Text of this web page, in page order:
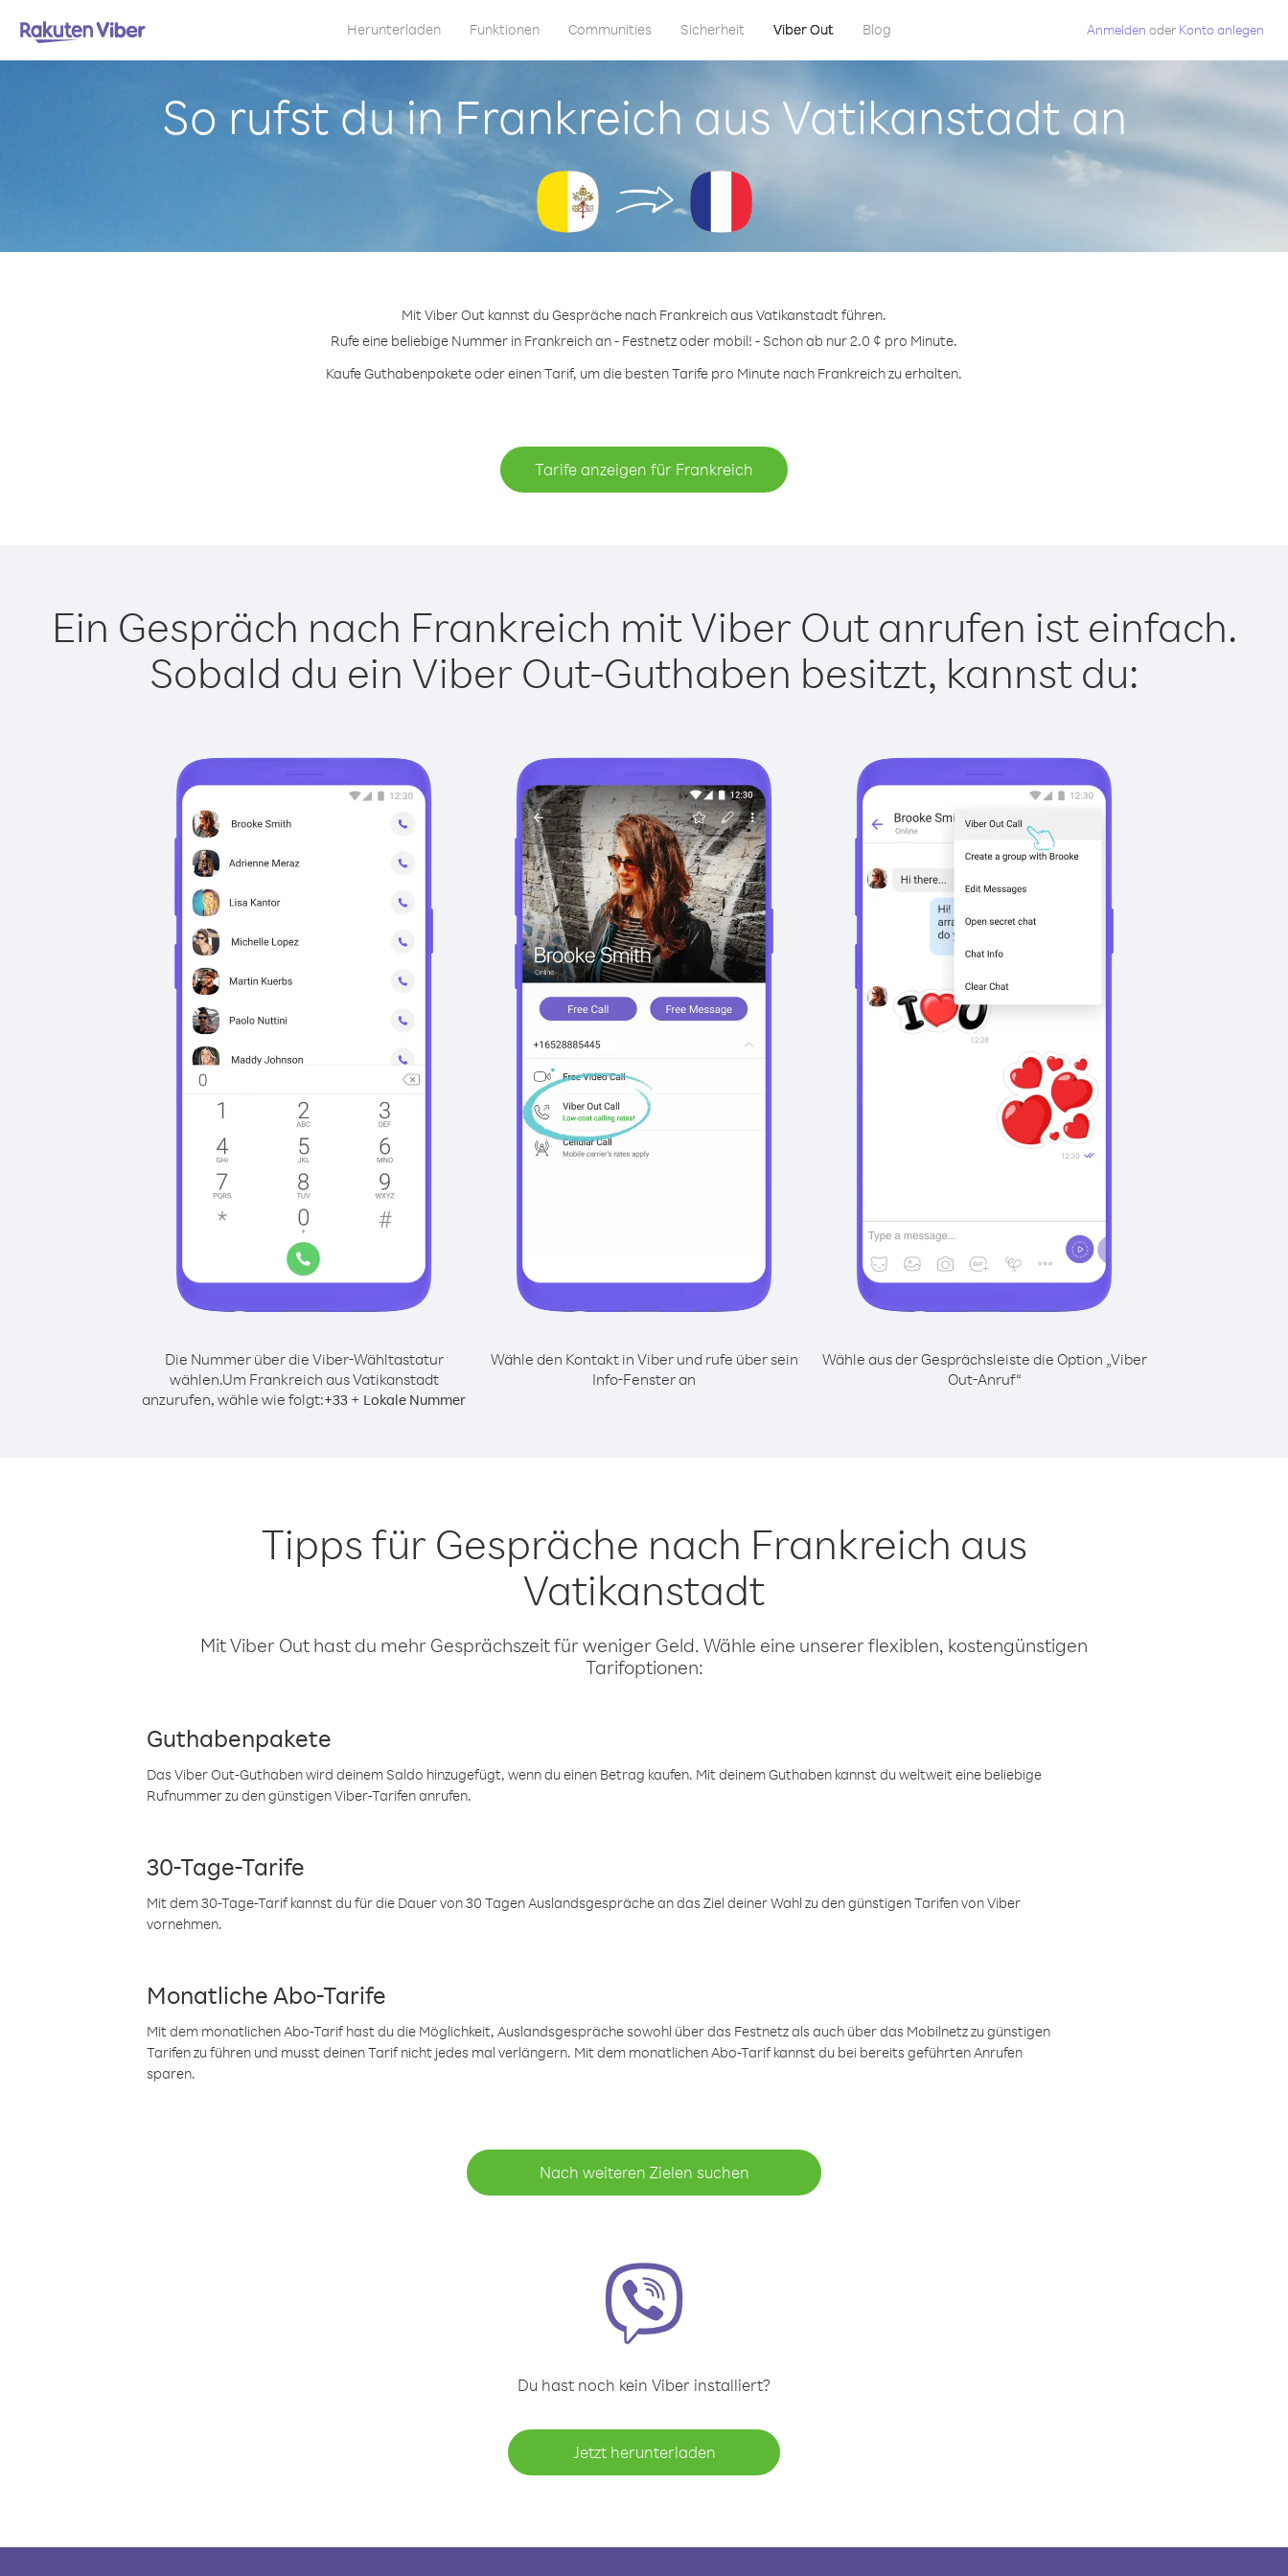
Herunterladen Funktionen Communities Sicherheit Viber Out Blog Anmelden oder Konto anlegen
So rufst du in Frankreich aus Vatikanstadt an
Mit Viber Out kannst du Gespräche nach Frankreich aus Vatikanstadt führen.
Rufe eine beliebige Nummer in Frankreich an - Festnetz oder mobil! - Schon ab nur 2.0 ¢ pro Minute.
Kaufe Guthabenpakete oder einen Tarif, um die besten Tarife pro Minute nach Frankreich zu erhalten.
Tarife anzeigen für Frankreich
Ein Gespräch nach Frankreich mit Viber Out anrufen ist einfach.
Sobald du ein Viber Out-Guthaben besitzt, kannst du:
Die Nummer über die Viber-Wähltastatur
wählen.Um Frankreich aus Vatikanstadt
anzurufen, wähle wie folgt:+33 + Lokale Nummer
Wähle den Kontakt in Viber und rufe über sein
Info-Fenster an
Wähle aus der Gesprächsleiste die Option „Viber
Out-Anruf“
Tipps für Gespräche nach Frankreich aus
Vatikanstadt
Mit Viber Out hast du mehr Gesprächszeit für weniger Geld. Wähle eine unserer flexiblen, kostengünstigen
Tarifoptionen:
Guthabenpakete
Das Viber Out-Guthaben wird deinem Saldo hinzugefügt, wenn du einen Betrag kaufen. Mit deinem Guthaben kannst du weltweit eine beliebige
Rufnummer zu den günstigen Viber-Tarifen anrufen.
30-Tage-Tarife
Mit dem 30-Tage-Tarif kannst du für die Dauer von 30 Tagen Auslandsgespräche an das Ziel deiner Wahl zu den günstigen Tarifen von Viber
vornehmen.
Monatliche Abo-Tarife
Mit dem monatlichen Abo-Tarif hast du die Möglichkeit, Auslandsgespräche sowohl über das Festnetz als auch über das Mobilnetz zu günstigen
Tarifen zu führen und musst deinen Tarif nicht jedes mal verlängern. Mit dem monatlichen Abo-Tarif kannst du bei bereits geführten Anrufen
sparen.
Nach weiteren Zielen suchen
Du hast noch kein Viber installiert?
Jetzt herunterladen